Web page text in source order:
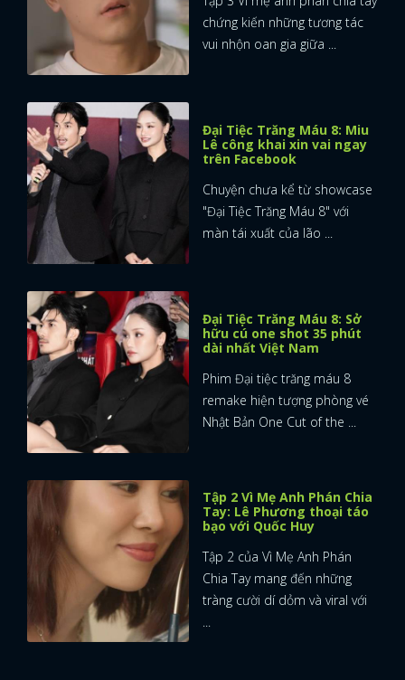
chứng kiến những tương tác
vui nhộn oan gia giữa ...
Đại Tiệc Trăng Máu 8: Miu
Lê công khai xin vai ngay
trên Facebook
Chuyện chưa kể từ showcase
"Đại Tiệc Trăng Máu 8" với
màn tái xuất của lão ...
Đại Tiệc Trăng Máu 8: Sở
hữu cú one shot 35 phút
dài nhất Việt Nam
Phim Đại tiệc trăng máu 8
remake hiện tượng phòng vé
Nhật Bản One Cut of the ...
Tập 2 Vì Mẹ Anh Phán Chia
Tay: Lê Phương thoại táo
bạo với Quốc Huy
Tập 2 của Vì Mẹ Anh Phán
Chia Tay mang đến những
tràng cười dí dỏm và viral với
...